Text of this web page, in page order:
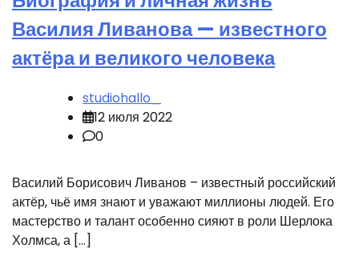
Василия Ливанова — известного
актёра и великого человека
studiohallo_
12 июля 2022
0
Василий Борисович Ливанов – известный российский
актёр, чьё имя знают и уважают миллионы людей. Его
мастерство и талант особенно сияют в роли Шерлока
Холмса, а […]